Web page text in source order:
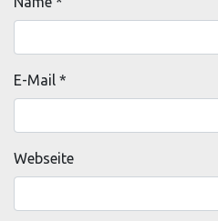
E-Mail *
Webseite